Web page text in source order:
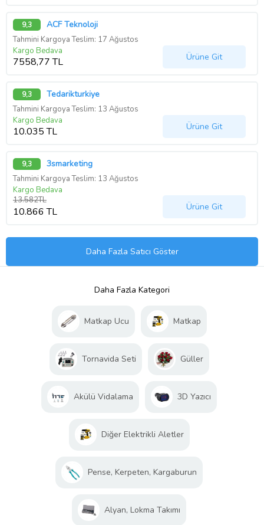
9,3 ACF Teknoloji
Tahmini Kargoya Teslim: 17 Ağustos
Kargo Bedava
7558,77 TL Ürüne Git
9,3 Tedarikturkiye
Tahmini Kargoya Teslim: 13 Ağustos
Kargo Bedava
10.035 TL Ürüne Git
9,3 3smarketing
Tahmini Kargoya Teslim: 13 Ağustos
Kargo Bedava
13.582TL
10.866 TL Ürüne Git
Daha Fazla Satıcı Göster
Daha Fazla Kategori
Matkap Ucu Matkap
Tornavida Seti Güller
Akülü Vidalama 3D Yazıcı
Diğer Elektrikli Aletler
Pense, Kerpeten, Kargaburun
Alyan, Lokma Takımı